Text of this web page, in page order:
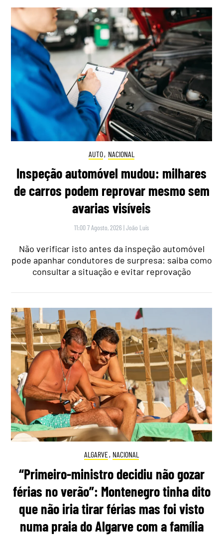
AUTO, NACIONAL
Inspeção automóvel mudou: milhares
de carros podem reprovar mesmo sem
avarias visíveis
11:00 7 Agosto, 2026 |João Luís
Não verificar isto antes da inspeção automóvel
pode apanhar condutores de surpresa: saiba como
consultar a situação e evitar reprovação
ALGARVE, NACIONAL
“Primeiro-ministro decidiu não gozar
férias no verão”: Montenegro tinha dito
que não iria tirar férias mas foi visto
numa praia do Algarve com a família